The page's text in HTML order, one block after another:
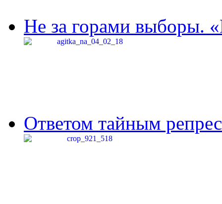
Не за горами выборы.
Ответом тайным